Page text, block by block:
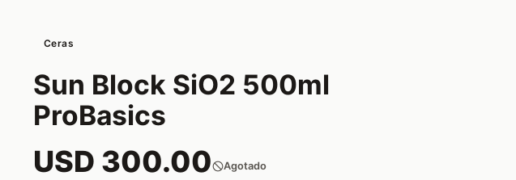
Ceras
Sun Block SiO2 500ml
ProBasics
USD 300.00 Agotado